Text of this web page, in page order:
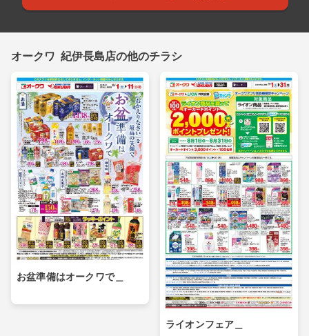
オークワ 紀伊長島店の他のチラシ
お盆準備はオークワで＿
ライオンフェア＿